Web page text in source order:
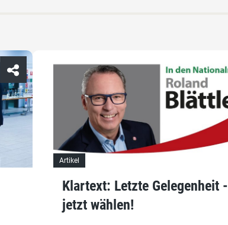
Artikel
Klartext: Letzte Gelegenheit -
jetzt wählen!